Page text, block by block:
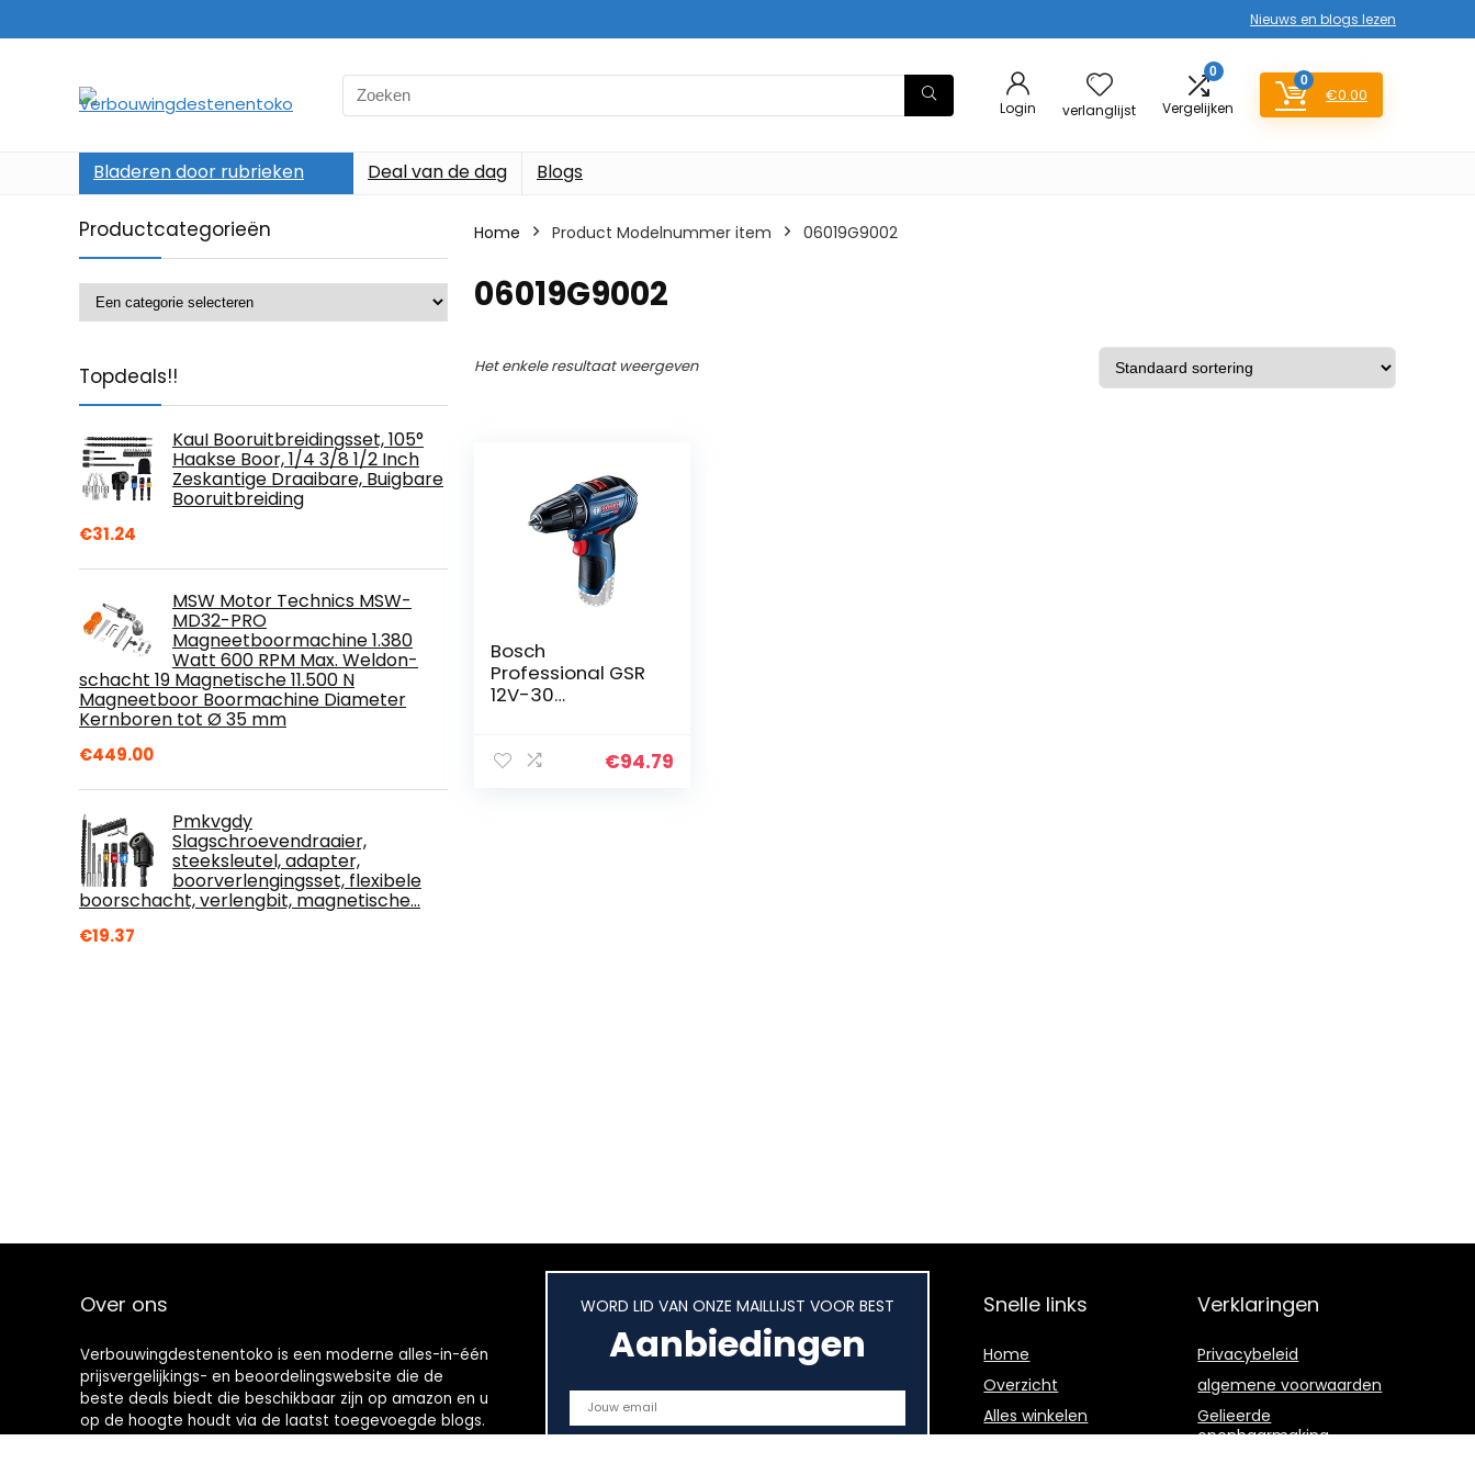
Nieuws en blogs lezen
Search
for:
Login verlanglijst
0
Vergelijken
0
€0.00
Bladeren door rubrieken Deal van de dag Blogs
Productcategorieën
Topdeals!!
KauI Booruitbreidingsset, 105°
Haakse Boor, 1/4 3/8 1/2 Inch
Zeskantige Draaibare, Buigbare
Booruitbreiding
€31.24
MSW Motor Technics MSW-
MD32-PRO
Magneetboormachine 1.380
Watt 600 RPM Max. Weldon-
schacht 19 Magnetische 11.500 N
Magneetboor Boormachine Diameter
Kernboren tot Ø 35 mm
€449.00
Pmkvgdy
Slagschroevendraaier,
steeksleutel, adapter,
boorverlengingsset, flexibele
boorschacht, verlengbit, magnetische…
€19.37
Home Product Modelnummer item ‎06019G9002
‎06019G9002
Het enkele resultaat weergeven
Bosch
Professional GSR
12V-30
maximaal
€94.79
Over ons
Verbouwingdestenentoko is een moderne alles-in-één
prijsvergelijkings- en beoordelingswebsite die de
beste deals biedt die beschikbaar zijn op amazon en u
op de hoogte houdt via de laatst toegevoegde blogs.
WORD LID VAN ONZE MAILLIJST VOOR BEST
Aanbiedingen
Snelle links
Home
Overzicht
Alles winkelen
Verklaringen
Privacybeleid
algemene voorwaarden
Gelieerde
openbaarmaking